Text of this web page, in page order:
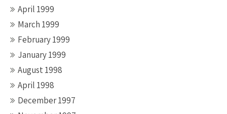
April 1999
March 1999
February 1999
January 1999
August 1998
April 1998
December 1997